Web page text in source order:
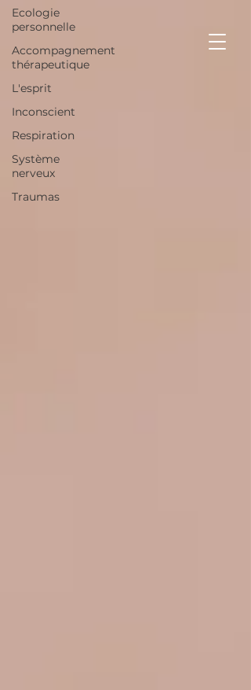
Ecologie
personnelle
Accompagnement
thérapeutique
L'esprit
Inconscient
Respiration
Système
nerveux
Traumas